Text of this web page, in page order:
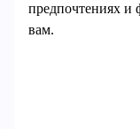
предпочтениях
вам.